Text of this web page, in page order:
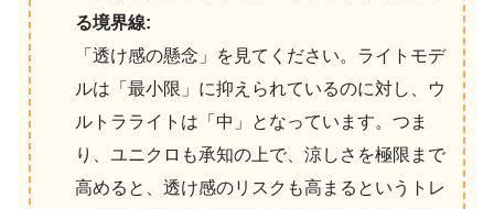
る境界線:
「透け感の懸念」を見てください。ライトモデ
ルは「最小限」に抑えられているのに対し、ウ
ルトラライトは「中」となっています。つま
り、ユニクロも承知の上で、涼しさを極限まで
高めると、透け感のリスクも高まるというトレ